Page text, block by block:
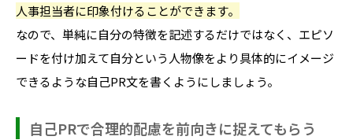
人事担当者に印象付けることができます。
なので、単純に自分の特徴を記述するだけではなく、エピソ
ードを付け加えて自分という人物像をより具体的にイメージ
できるような自己PR文を書くようにしましょう。
自己PRで合理的配慮を前向きに捉えてもらう